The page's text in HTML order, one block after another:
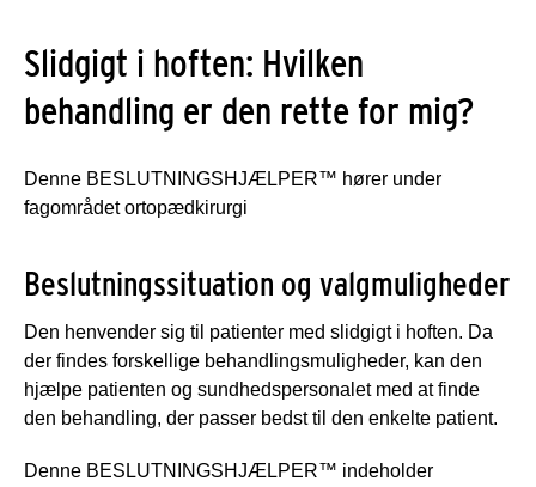
Slidgigt i hoften: Hvilken
behandling er den rette for mig?
Denne BESLUTNINGSHJÆLPER™ hører under
fagområdet ortopædkirurgi
Beslutningssituation og valgmuligheder
Den henvender sig til patienter med slidgigt i hoften. Da
der findes forskellige behandlingsmuligheder, kan den
hjælpe patienten og sundhedspersonalet med at finde
den behandling, der passer bedst til den enkelte patient.
Denne BESLUTNINGSHJÆLPER™ indeholder